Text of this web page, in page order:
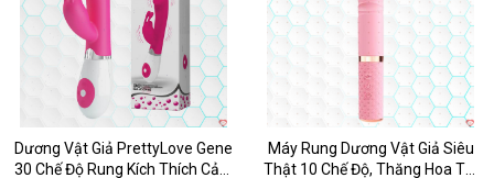
Dương Vật Giả PrettyLove Gene
30 Chế Độ Rung Kích Thích Cảm
Máy Rung Dương Vật Giả Siêu
Thật 10 Chế Độ, Thăng Hoa Tối